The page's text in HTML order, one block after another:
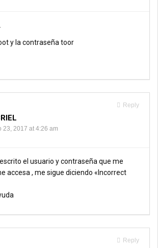
y la contraseña toor
Reply
23, 2017 at 4:26 am
el usuario y contraseña que me
accesa , me sigue diciendo «Incorrect
Reply